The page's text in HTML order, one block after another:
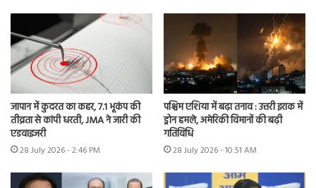
जापान में कुदरत का कहर, 7.1 भूकंप की
तीव्रता से कांपी धरती, JMA ने जारी की
एडवाइजरी
28 July 2026 - 2:46 PM
पश्चिम एशिया में बढ़ा तनाव : उत्तरी इराक में
ड्रोन हमले, अमेरिकी विमानों की बढ़ी
गतिविधि
28 July 2026 - 10:51 AM